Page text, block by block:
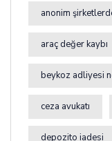
anonim
araç değer kaybı
beykoz adliyesi
ceza avukatı
depozito iadesi